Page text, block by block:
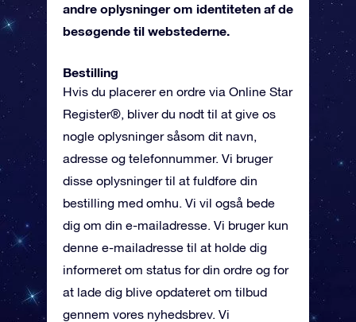
andre oplysninger om identiteten af de
besøgende til webstederne.
Bestilling
Hvis du placerer en ordre via Online Star
Register®, bliver du nødt til at give os
nogle oplysninger såsom dit navn,
adresse og telefonnummer. Vi bruger
disse oplysninger til at fuldføre din
bestilling med omhu. Vi vil også bede
dig om din e-mailadresse. Vi bruger kun
denne e-mailadresse til at holde dig
informeret om status for din ordre og for
at lade dig blive opdateret om tilbud
gennem vores nyhedsbrev. Vi